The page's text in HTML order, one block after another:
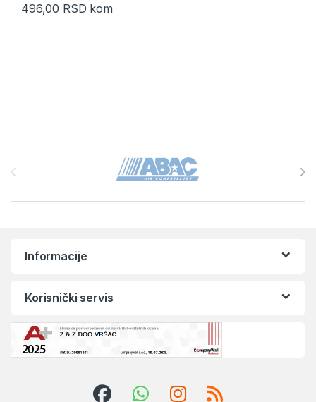
496,00 RSD kom
Brands Carousel
Informacije
Korisnički servis